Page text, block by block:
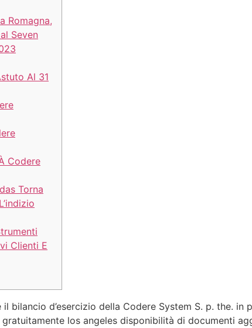
Romagna,
Seven
Al 31
Codere
Torna
Clienti E
bilancio d’esercizio della Codere System S. p. the.
gratuitamente los angeles disponibilità di documenti